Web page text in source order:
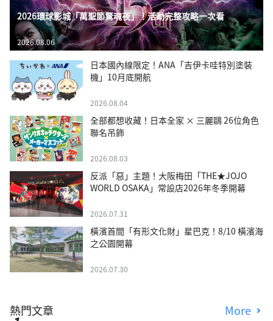
2026環球影城「萬聖節驚魂夜」！活動完整攻略一次看
2026.08.06
日本國內線限定！ANA「吉伊卡哇特別塗裝
機」10月底開航
2026.08.04
全部都想收藏！日本全家 × 三麗鷗 26位角色
聯名吊飾
2026.08.03
反派「惡」主題！大阪梅田「THE★JOJO
WORLD OSAKA」常設店2026年冬季開幕
2026.07.31
橫濱首間「有形文化財」星巴克！8/10 橫濱海
之公園開幕
2026.07.30
熱門文章 More